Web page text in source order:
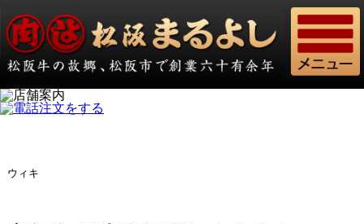
ウィキ